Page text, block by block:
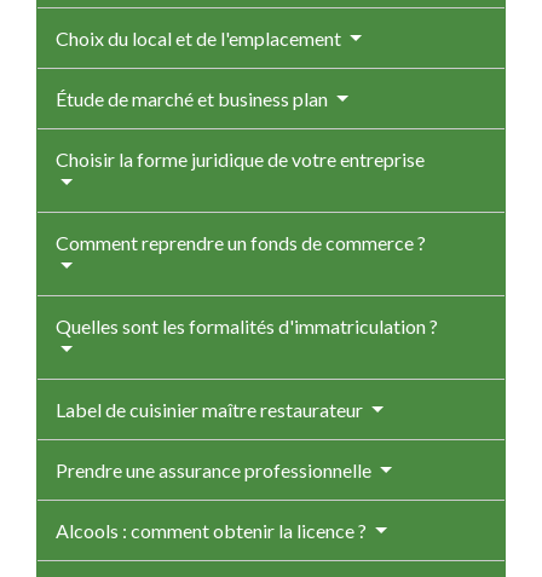
Choix du local et de l'emplacement
Étude de marché et business plan
Choisir la forme juridique de votre entreprise
Comment reprendre un fonds de commerce ?
Quelles sont les formalités d'immatriculation ?
Label de cuisinier maître restaurateur
Prendre une assurance professionnelle
Alcools : comment obtenir la licence ?